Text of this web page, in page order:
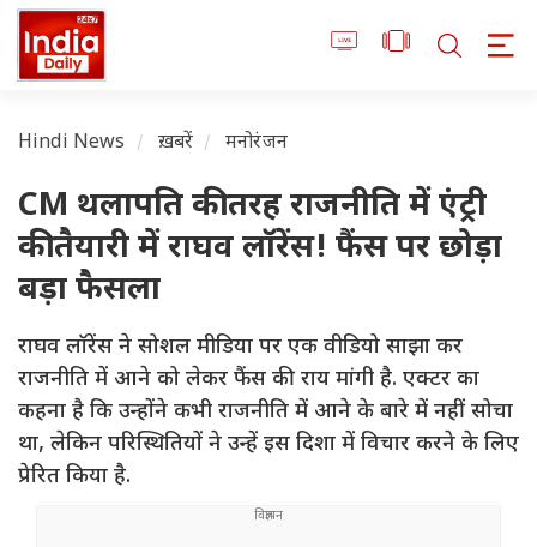
Hindi News ख़बरें मनोरंजन
CM थलापति की तरह राजनीति में एंट्री
की तैयारी में राघव लॉरेंस! फैंस पर छोड़ा
बड़ा फैसला
राघव लॉरेंस ने सोशल मीडिया पर एक वीडियो साझा कर
राजनीति में आने को लेकर फैंस की राय मांगी है. एक्टर का
कहना है कि उन्होंने कभी राजनीति में आने के बारे में नहीं सोचा
था, लेकिन परिस्थितियों ने उन्हें इस दिशा में विचार करने के लिए
प्रेरित किया है.